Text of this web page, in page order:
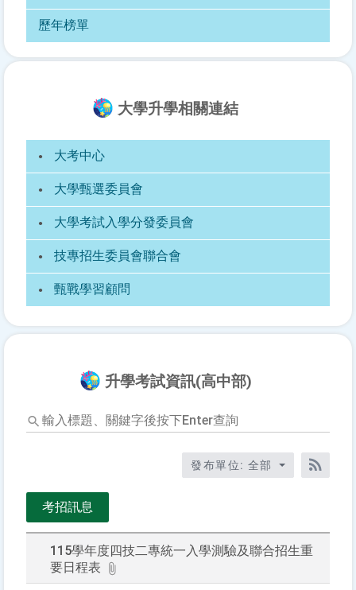
歷年榜單
大學升學相關連結
大考中心
大學甄選委員會
大學考試入學分發委員會
技專招生委員會聯合會
甄戰學習顧問
升學考試資訊(高中部)
入
關
後
發布單位: 全部
RSS訂
考招訊息
115學年度四技二專統一入學測驗及聯合招生重
要日程表